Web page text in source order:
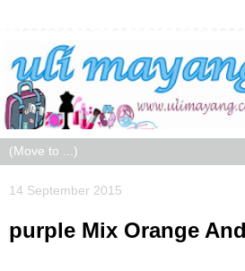
14 September 2015
purple Mix Orange